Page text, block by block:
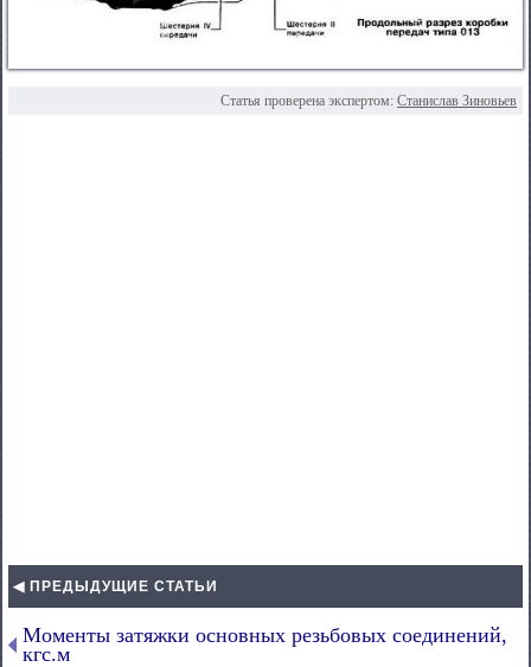
Статья проверена экспертом: Станислав Зиновьев
◀ ПРЕДЫДУЩИЕ СТАТЬИ
Моменты затяжки основных резьбовых соединений,
кгс.м